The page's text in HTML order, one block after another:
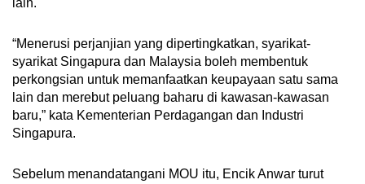
lain.
“Menerusi perjanjian yang dipertingkatkan, syarikat-
syarikat Singapura dan Malaysia boleh membentuk
perkongsian untuk memanfaatkan keupayaan satu sama
lain dan merebut peluang baharu di kawasan-kawasan
baru,” kata Kementerian Perdagangan dan Industri
Singapura.
Sebelum menandatangani MOU itu, Encik Anwar turut